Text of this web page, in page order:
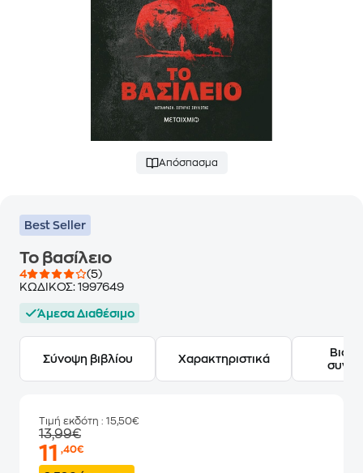
Απόσπασμα
Best Seller
Το βασίλειο
4
(5)
ΚΩΔΙΚΟΣ: 1997649
Άμεσα Διαθέσιμο
Σύνοψη βιβλίου Χαρακτηριστικά
Τιμή εκδότη : 15,50€
13,99€
11,40€